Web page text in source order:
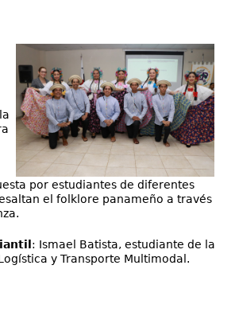
por estudiantes de diferentes
el folklore panameño a través
: Ismael Batista, estudiante de la
y Transporte Multimodal.